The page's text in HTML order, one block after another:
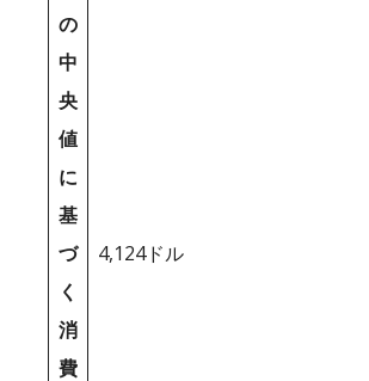
の
中
央
値
に
基
づ
く
消
費
4,124ドル